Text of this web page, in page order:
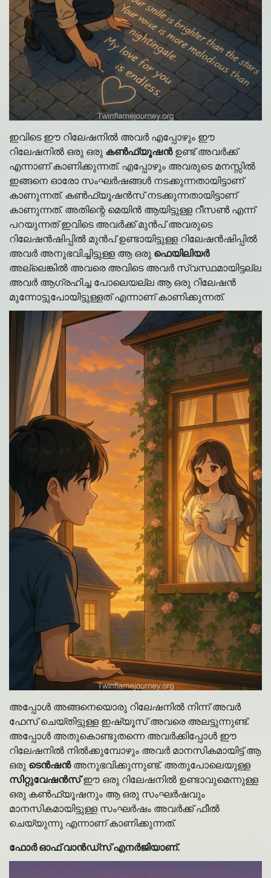
ഇവിടെ ഈ റിലേഷനിൽ അവർ എപ്പോഴും ഈ
റിലേഷനിൽ ഒരു ഒരു കൺഫ്യൂഷൻഉണ്ട് അവർക്ക്
എന്നാണ് കാണിക്കുന്നത്. എപ്പോഴും അവരുടെ മനസ്സിൽ
ഇങ്ങനെ ഓരോ സംഘർഷങ്ങൾ നടക്കുന്നതായിട്ടാണ്
കാണുന്നത്. കൺഫ്യൂഷൻസ് നടക്കുന്നതായിട്ടാണ്
കാണുന്നത്. അതിന്റെ മെയിൻ ആയിട്ടുള്ള റീസൺ എന്ന്
പറയുന്നത് ഇവിടെ അവർക്ക് മുൻപ് അവരുടെ
റിലേഷൻഷിപ്പിൽ മുൻപ് ഉണ്ടായിട്ടുള്ള റിലേഷൻഷിപ്പിൽ
അവർ അനുഭവിച്ചിട്ടുള്ള ആ ഒരു ഫെയിലിയർ
അല്ലെങ്കിൽ അവരെ അവിടെ അവർ സ്വസ്ഥമായിട്ടല്ല
അവർ ആഗ്രഹിച്ച പോലെയല്ല ആ ഒരു റിലേഷൻ
മുന്നോട്ടുപോയിട്ടുള്ളത് എന്നാണ് കാണിക്കുന്നത്.
അപ്പോൾ അങ്ങനെയൊരു റിലേഷനിൽ നിന്ന് അവർ
ഫേസ് ചെയ്തിട്ടുള്ള ഇഷ്യൂസ് അവരെ അലട്ടുന്നുണ്ട്.
അപ്പോൾ അതുകൊണ്ടുതന്നെ അവർക്കിപ്പോൾ ഈ
റിലേഷനിൽ നിൽക്കുമ്പോഴും അവർ മാനസികമായിട്ട് ആ
ഒരു ടെൻഷൻഅനുഭവിക്കുന്നുണ്ട്. അതുപോലെയുള്ള
സിറ്റുവേഷൻസ്ഈ ഒരു റിലേഷനിൽ ഉണ്ടാവുമെന്നുള്ള
ഒരു കൺഫ്യൂഷനും ആ ഒരു സംഘർഷവും
മാനസികമായിട്ടുള്ള സംഘർഷം അവർക്ക് ഫീൽ
ചെയ്യുന്നു എന്നാണ് കാണിക്കുന്നത്.
ഫോർ ഓഫ് വാൻഡ്സ് എനർജിയാണ്.